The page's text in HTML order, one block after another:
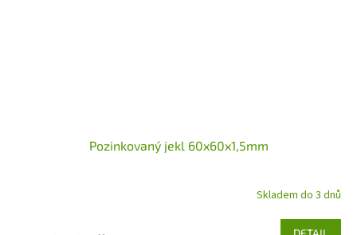
Pozinkovaný jekl 60x60x1,5mm
Skladem do 3 dnů